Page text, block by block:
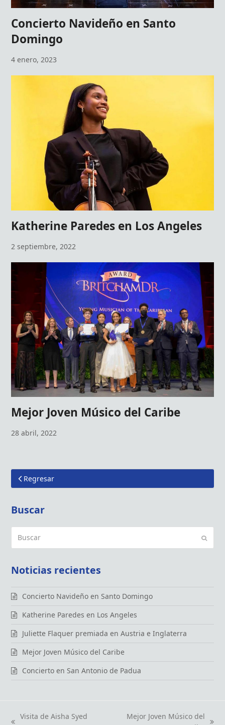
Concierto Navideño en Santo
Domingo
4 enero, 2023
Katherine Paredes en Los Angeles
2 septiembre, 2022
Mejor Joven Músico del Caribe
28 abril, 2022
Regresar
Buscar
Enviar
Noticias recientes
Concierto Navideño en Santo Domingo
Katherine Paredes en Los Angeles
Juliette Flaquer premiada en Austria e Inglaterra
Mejor Joven Músico del Caribe
Concierto en San Antonio de Padua
Visita de Aisha Syed
Mejor Joven Músico del